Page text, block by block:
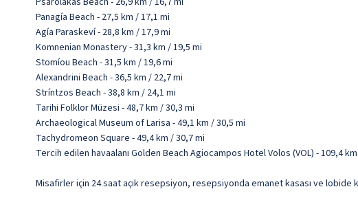
Panagía Beach - 27,5 km / 17,1 mi
Agía Paraskeví - 28,8 km / 17,9 mi
Komnenian Monastery - 31,3 km / 19,5 mi
Stomíou Beach - 31,5 km / 19,6 mi
Alexandrini Beach - 36,5 km / 22,7 mi
Stríntzos Beach - 38,8 km / 24,1 mi
Tarihi Folklor Müzesi - 48,7 km / 30,3 mi
Archaeological Museum of Larisa - 49,1 km / 30,5 mi
Tachydromeon Square - 49,4 km / 30,7 mi
Tercih edilen havaalanı Golden Beach Agiocampos Hotel Volos (VOL) - 109,4
Misafirler için 24 saat açık resepsiyon, resepsiyonda emanet kasası ve